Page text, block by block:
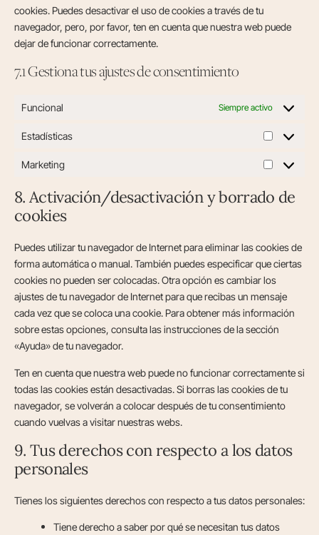
cookies. Puedes desactivar el uso de cookies a través de tu
navegador, pero, por favor, ten en cuenta que nuestra web puede
dejar de funcionar correctamente.
7.1 Gestiona tus ajustes de consentimiento
Funcional Siempre activo
Estadísticas
Marketing
8. Activación/desactivación y borrado de
cookies
Puedes utilizar tu navegador de Internet para eliminar las cookies de
forma automática o manual. También puedes especificar que ciertas
cookies no pueden ser colocadas. Otra opción es cambiar los
ajustes de tu navegador de Internet para que recibas un mensaje
cada vez que se coloca una cookie. Para obtener más información
sobre estas opciones, consulta las instrucciones de la sección
«Ayuda» de tu navegador.
Ten en cuenta que nuestra web puede no funcionar correctamente si
todas las cookies están desactivadas. Si borras las cookies de tu
navegador, se volverán a colocar después de tu consentimiento
cuando vuelvas a visitar nuestras webs.
9. Tus derechos con respecto a los datos
personales
Tienes los siguientes derechos con respecto a tus datos personales:
Tiene derecho a saber por qué se necesitan tus datos